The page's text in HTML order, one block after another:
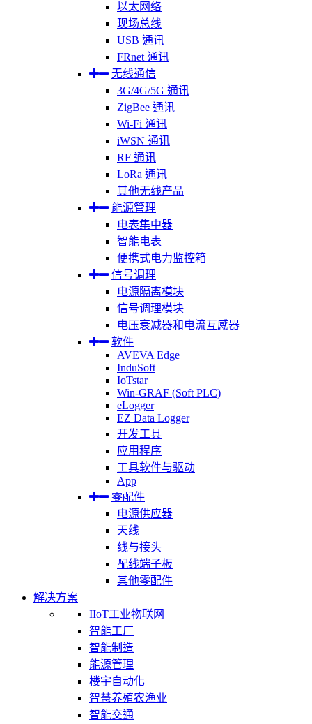
以太网络
现场总线
USB 通讯
FRnet 通讯
无线通信
3G/4G/5G 通讯
ZigBee 通讯
Wi-Fi 通讯
iWSN 通讯
RF 通讯
LoRa 通讯
其他无线产品
能源管理
电表集中器
智能电表
便携式电力监控箱
信号调理
电源隔离模块
信号调理模块
电压衰减器和电流互感器
软件
AVEVA Edge
InduSoft
IoTstar
Win-GRAF (Soft PLC)
eLogger
EZ Data Logger
开发工具
应用程序
工具软件与驱动
App
零配件
电源供应器
天线
线与接头
配线端子板
其他零配件
解决方案
IIoT工业物联网
智能工厂
智能制造
能源管理
楼宇自动化
智慧养殖农渔业
智能交通